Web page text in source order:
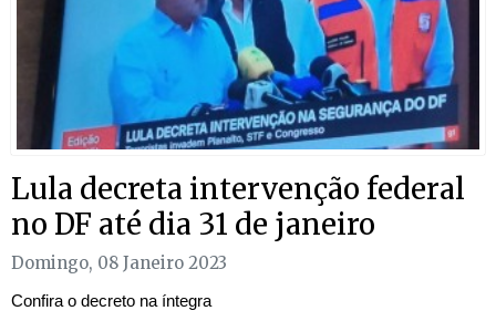
Lula decreta intervenção federal
no DF até dia 31 de janeiro
Domingo, 08 Janeiro 2023
Confira o decreto na íntegra